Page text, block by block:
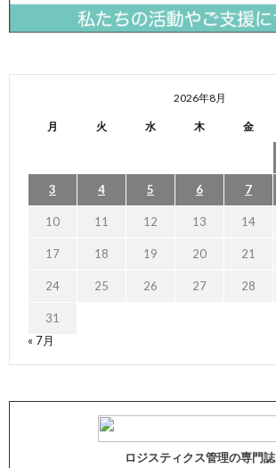
2026年8月
月 火 水 木 金
3 4 5 6 7
10 11 12 13 14
17 18 19 20 21
24 25 26 27 28
31
« 7月
ロジスティクス管理の専門誌